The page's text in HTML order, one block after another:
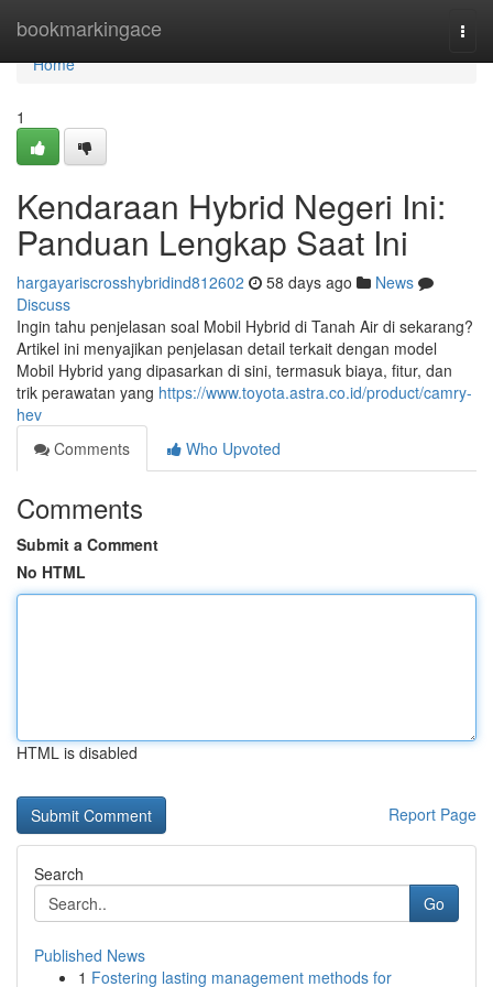
bookmarkingace
Home
Home
1
Kendaraan Hybrid Negeri Ini:
Panduan Lengkap Saat Ini
hargayariscrosshybridind812602 58 days ago
News
Discuss
Ingin tahu penjelasan soal Mobil Hybrid di Tanah Air di sekarang?
Artikel ini menyajikan penjelasan detail terkait dengan model
Mobil Hybrid yang dipasarkan di sini, termasuk biaya, fitur, dan
trik perawatan yang https://www.toyota.astra.co.id/product/camry-
hev
Comments
Who Upvoted
Comments
Submit a Comment
No HTML
HTML is disabled
Report Page
Search
Go
Published News
1 Fostering lasting management methods for